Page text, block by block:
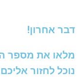
דבר אחרון!
מלאו את מספר
נוכל לחזור